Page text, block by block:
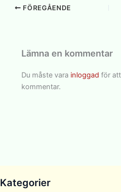
FÖREGÅENDE
Lämna en kommentar
Du måste vara inloggad för
kommentar.
Kategorier